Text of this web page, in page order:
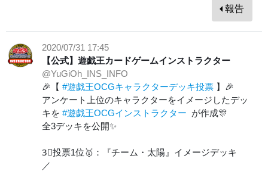
報告
2020/07/31 17:45
【公式】遊戯王カードゲームインストラクター
@YuGiOh_INS_INFO
🎉【 #遊戯王OCGキャラクターデッキ投票 】🎉
アンケート上位のキャラクターをイメージしたデッ
キを #遊戯王OCGインストラクター が作成🎊
全3デッキを公開✨
3⃣投票1位🥇：『チーム・太陽』イメージデッキ
／